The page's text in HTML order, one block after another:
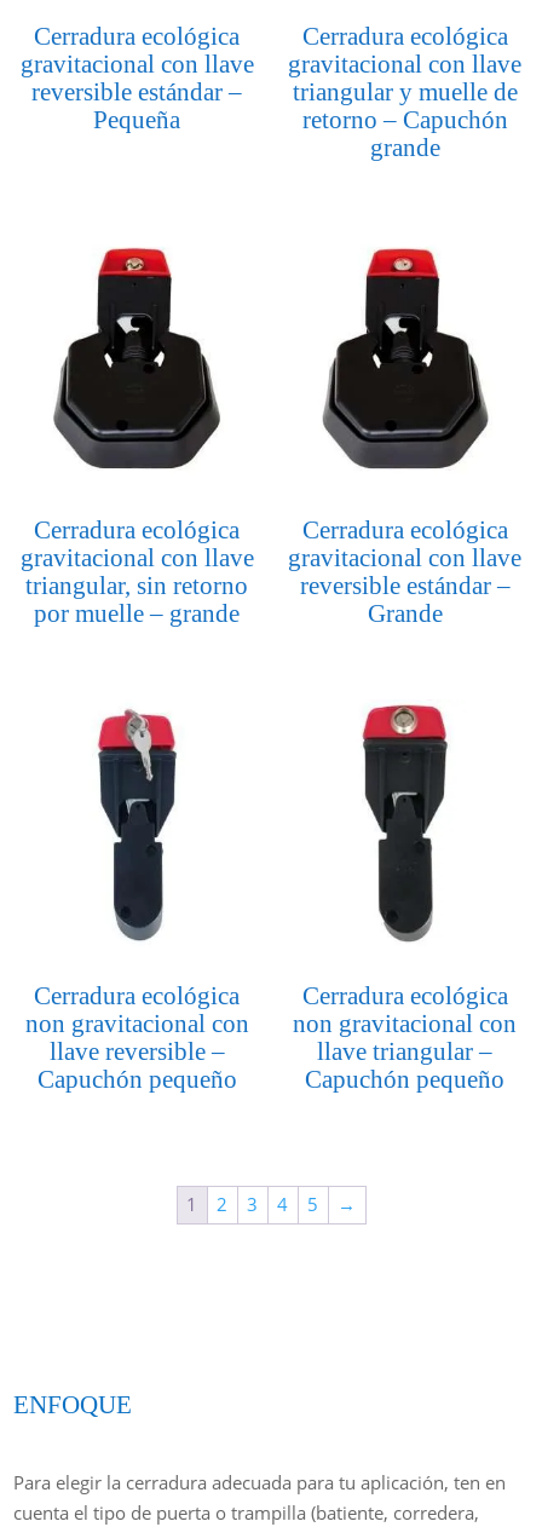
Cerradura ecológica
gravitacional con llave
reversible estándar –
Pequeña
Cerradura ecológica
gravitacional con llave
triangular y muelle de
retorno – Capuchón
grande
Cerradura ecológica
gravitacional con llave
triangular, sin retorno
por muelle – grande
Cerradura ecológica
gravitacional con llave
reversible estándar –
Grande
Cerradura ecológica
non gravitacional con
llave reversible –
Capuchón pequeño
Cerradura ecológica
non gravitacional con
llave triangular –
Capuchón pequeño
1 2 3 4 5 →
ENFOQUE
Para elegir la cerradura adecuada para tu aplicación, ten en
cuenta el tipo de puerta o trampilla (batiente, corredera,